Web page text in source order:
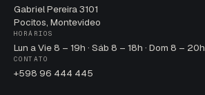
Gabriel Pereira 3101
Pocitos, Montevideo
HORÁRIOS
Lun a Vie 8 – 19h · Sáb 8 – 18h · Dom 8 – 20h
CONTATO
+598 96 444 445